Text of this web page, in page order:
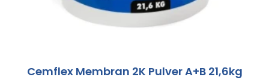
Cemflex Membran 2K Pulver A+B 21,6kg